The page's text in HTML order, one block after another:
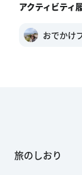
アクティビティ
おでかけ
旅のしおり